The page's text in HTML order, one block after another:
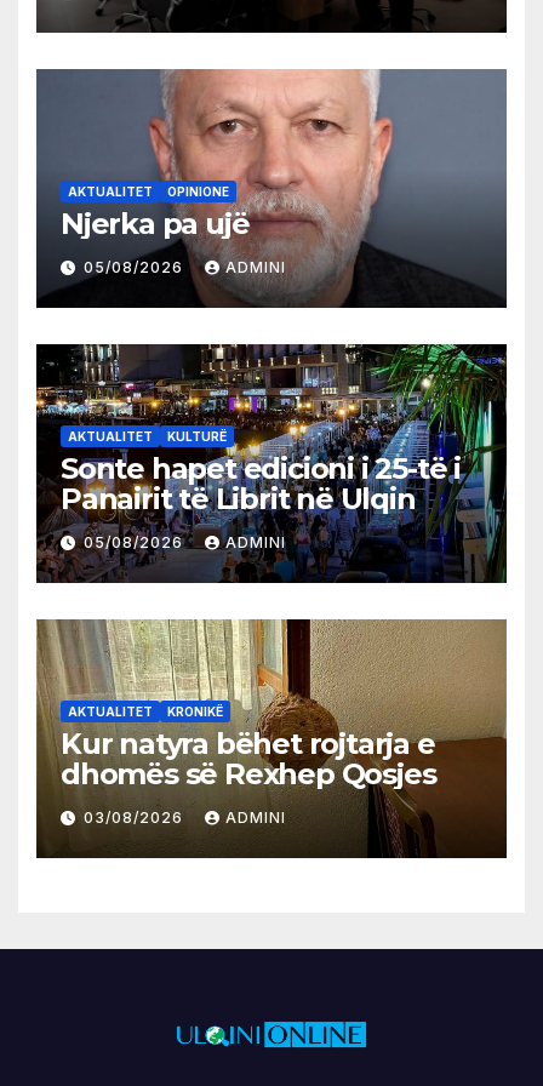
AKTUALITET OPINIONE
Njerka pa ujë
05/08/2026 ADMINI
AKTUALITET KULTURË
Sonte hapet edicioni i 25-të i
Panairit të Librit në Ulqin
05/08/2026 ADMINI
AKTUALITET KRONIKË
Kur natyra bëhet rojtarja e
dhomës së Rexhep Qosjes
03/08/2026 ADMINI